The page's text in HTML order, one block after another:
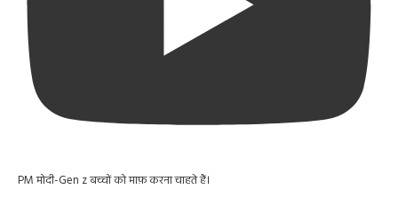
PM मोदी-Gen z बच्चों को माफ़ करना चाहते हैं।